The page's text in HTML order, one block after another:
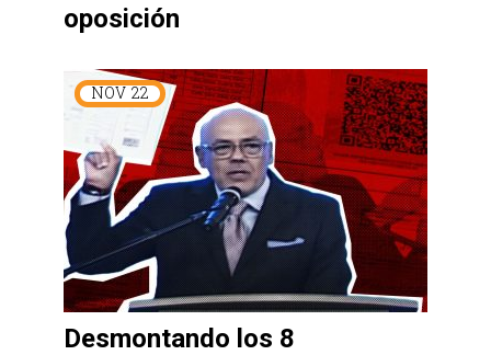
oposición
NOV 22
Desmontando los 8